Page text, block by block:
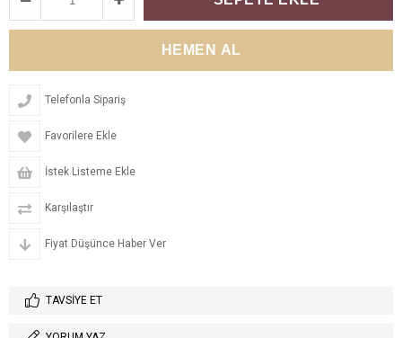
Telefonla Sipariş
Favorilere Ekle
İstek Listeme Ekle
Karşılaştır
Fiyat Düşünce Haber Ver
TAVSIYE ET